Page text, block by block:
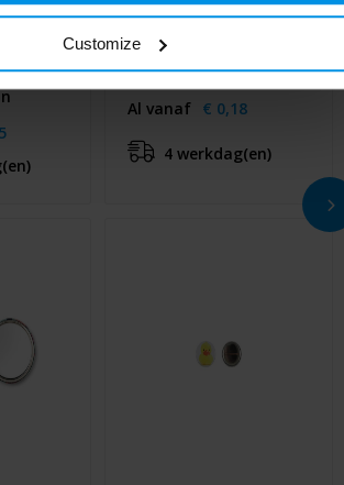
Customize
PIN - Metalen button
Al vanaf € 0,18
4 werkdag(en)